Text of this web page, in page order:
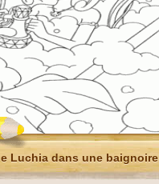
Luchia dans une baignoire